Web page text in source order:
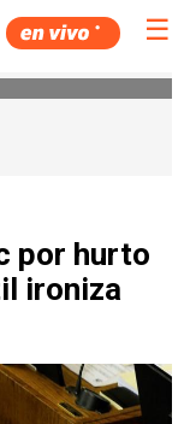
☰
por hurto
ironiza